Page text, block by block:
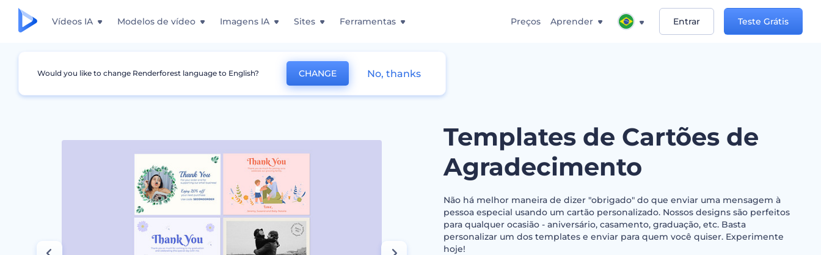
Vídeos IA Modelos de vídeo Imagens IA Sites Ferramentas Preços Aprender Entrar Teste Grátis
Design Gráfico Cartão Templates de Cartões de Agradecimento
Templates de Cartões de
Agradecimento
Não há melhor maneira de dizer "obrigado" do que enviar uma mensagem à
pessoa especial usando um cartão personalizado. Nossos designs são perfeitos
para qualquer ocasião - aniversário, casamento, graduação, etc. Basta
personalizar um dos templates e enviar para quem você quiser. Experimente
hoje!
Would you like to change Renderforest language to English? CHANGE No, thanks